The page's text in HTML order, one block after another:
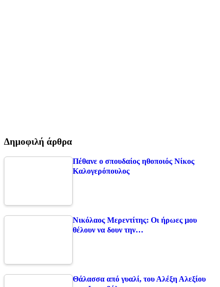
Δημοφιλή άρθρα
Πέθανε ο σπουδαίος ηθοποιός Νίκος
Καλογερόπουλος
Νικόλαος Μερεντίτης: Οι ήρωες μου
θέλουν να δουν την…
Θάλασσα από γυαλί, του Αλέξη Αλεξίου